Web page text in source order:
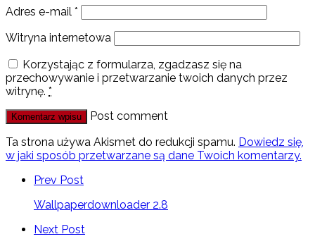
Adres e-mail *
Witryna internetowa
Korzystając z formularza, zgadzasz się na
przechowywanie i przetwarzanie twoich danych przez
witrynę. *
Post comment
Ta strona używa Akismet do redukcji spamu. Dowiedz się,
w jaki sposób przetwarzane są dane Twoich komentarzy.
Prev Post
Wallpaperdownloader 2.8
Next Post